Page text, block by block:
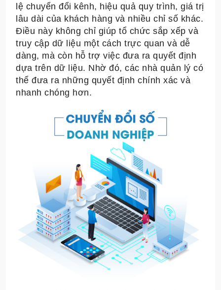
lệ chuyển đổi kênh, hiệu quả quy trình, giá trị
lâu dài của khách hàng và nhiều chỉ số khác.
Điều này không chỉ giúp tổ chức sắp xếp và
truy cập dữ liệu một cách trực quan và dễ
dàng, mà còn hỗ trợ việc đưa ra quyết định
dựa trên dữ liệu. Nhờ đó, các nhà quản lý có
thể đưa ra những quyết định chính xác và
nhanh chóng hơn.